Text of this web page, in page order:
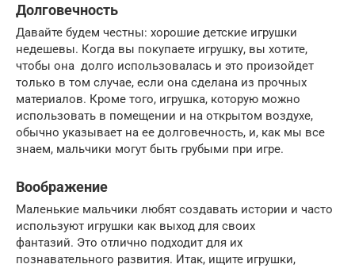
Долговечность
Давайте будем честны: хорошие детские игрушки
недешевы. Когда вы покупаете игрушку, вы хотите,
чтобы она долго использовалась и это произойдет
только в том случае, если она сделана из прочных
материалов. Кроме того, игрушка, которую можно
использовать в помещении и на открытом воздухе,
обычно указывает на ее долговечность, и, как мы все
знаем, мальчики могут быть грубыми при игре.
Воображение
Маленькие мальчики любят создавать истории и часто
используют игрушки как выход для своих
фантазий. Это отлично подходит для их
познавательного развития. Итак, ищите игрушки,